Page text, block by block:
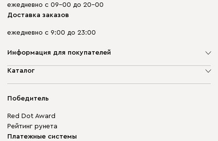
ежедневно с 09-00 до 20-00
Доставка заказов
ежедневно с 9:00 до 23:00
Информация для покупателей
О компании
Гарантия
Для бизнеса
Карта сайта
Каталог
Корпусная мебель
Модульная мебель
Столы и стулья
Победитель
Red Dot Award
Рейтинг рунета
Платежные системы